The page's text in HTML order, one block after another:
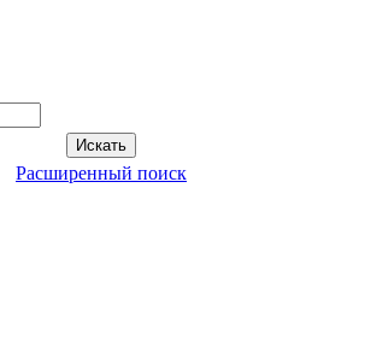
Расширенный поиск